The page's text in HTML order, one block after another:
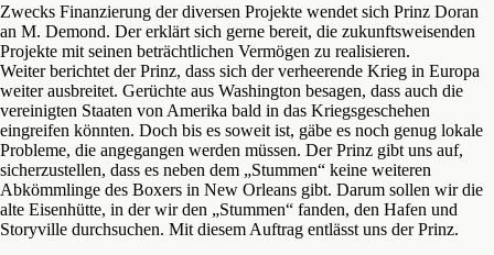
Zwecks Finanzierung der diversen Projekte wendet sich Prinz Doran
an M. Demond. Der erklärt sich gerne bereit, die zukunftsweisenden
Projekte mit seinen beträchtlichen Vermögen zu realisieren.
Weiter berichtet der Prinz, dass sich der verheerende Krieg in Europa
weiter ausbreitet. Gerüchte aus Washington besagen, dass auch die
vereinigten Staaten von Amerika bald in das Kriegsgeschehen
eingreifen könnten. Doch bis es soweit ist, gäbe es noch genug lokale
Probleme, die angegangen werden müssen. Der Prinz gibt uns auf,
sicherzustellen, dass es neben dem „Stummen“ keine weiteren
Abkömmlinge des Boxers in New Orleans gibt. Darum sollen wir die
alte Eisenhütte, in der wir den „Stummen“ fanden, den Hafen und
Storyville durchsuchen. Mit diesem Auftrag entlässt uns der Prinz.